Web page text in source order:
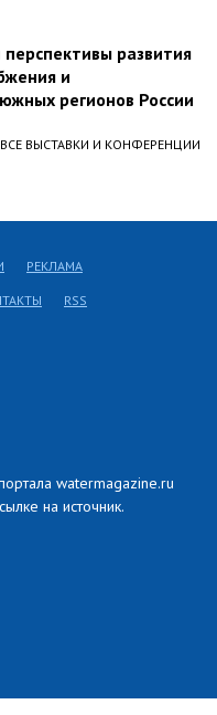
развития
и
регионов России
ВСЕ ВЫСТАВКИ И КОНФЕРЕНЦИИ
watermagazine.ru
на источник.
РЕКЛАМА
RSS